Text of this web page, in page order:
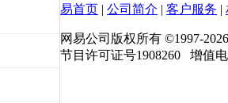
易首页 | 公司简介 | 客户服务 |
网易公司版权所有 ©1997-2026
节目许可证号1908260 增值